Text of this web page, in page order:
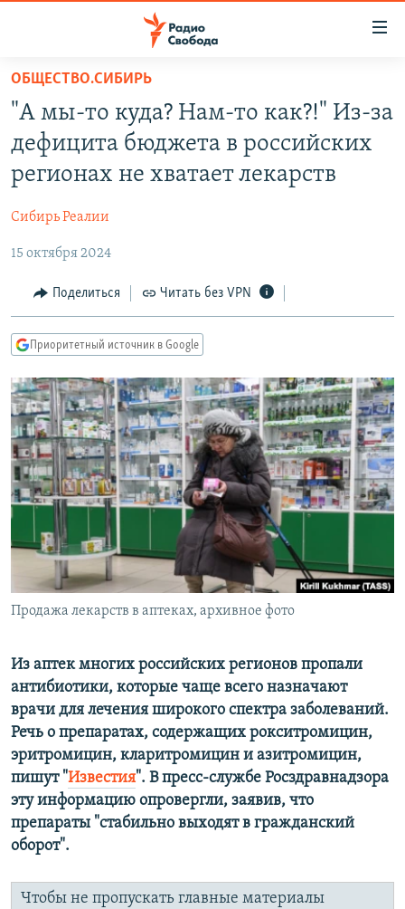
упрощенного
доступа
Вернуться
основному
Вернутся
навигации
Вернутся
поиску
ПРОГРАММЫ
ПОДКАСТЫ
АВТОРСКИЕ ПРОЕКТЫ
МНЕНИЯ
КУЛЬТУРА
IDEL.РЕАЛИИ
СЕВЕР.РЕАЛИИ
СИБИРЬ.РЕАЛИИ
РАСПИСАНИЕ ВЕЩАНИЯ
ПОДПИШИТЕСЬ НА РАССЫЛКУ
СОЦИАЛЬНЫЕ СЕТИ
ОБЩЕСТВО.СИБИРЬ
"А мы-то куда? Нам-то как?!" Из-за
дефицита бюджета в российских
регионах не хватает лекарств
Сибирь Реалии
15 октября 2024
Поделиться Читать без VPN
Приоритетный источник в Google
Продажа лекарств в аптеках, архивное фото
Из аптек многих российских регионов пропали
антибиотики, которые чаще всего назначают
врачи для лечения широкого спектра заболеваний.
Речь о препаратах, содержащих рокситромицин,
эритромицин, кларитромицин и азитромицин,
пишут "Известия". В пресс-службе Росздравнадзора
эту информацию опровергли, заявив, что
препараты "стабильно выходят в гражданский
оборот".
Чтобы не пропускать главные материалы